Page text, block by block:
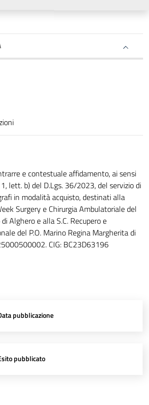
e contestuale affidamento, ai sensi
lett. b) del D.Lgs. 36/2023, del servizio di
in modalità acquisto, destinati alla
Surgery e Chirurgia Ambulatoriale del
Alghero e alla S.C. Recupero e
del P.O. Marino Regina Margherita di
CIG: BC23D63196
pubblicazione
pubblicato